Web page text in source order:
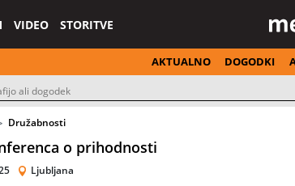
VIDEO STORITVE
AKTUALNO DOGODKI
Družabnosti
o prihodnosti
Ljubljana